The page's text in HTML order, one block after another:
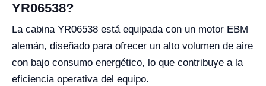
YR06538?
La cabina YR06538 está equipada con un motor EBM
alemán, diseñado para ofrecer un alto volumen de aire
con bajo consumo energético, lo que contribuye a la
eficiencia operativa del equipo.